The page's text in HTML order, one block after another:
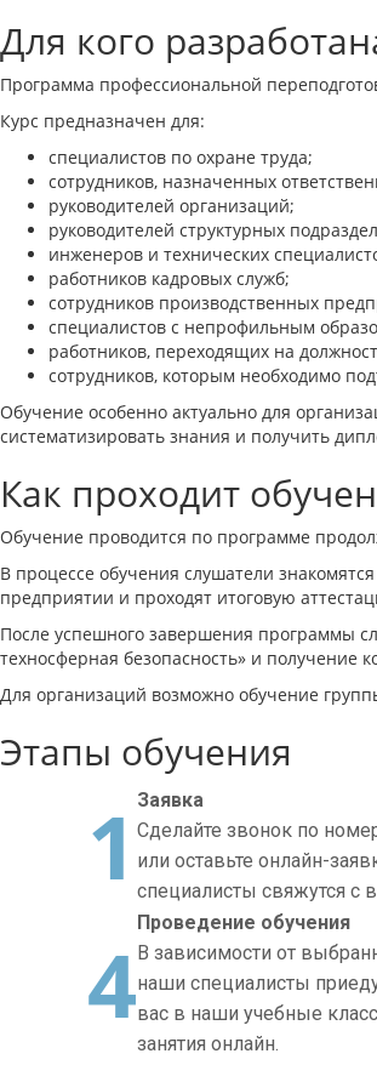
Для кого
Программа профессиональной
Курс предназначен для:
специалистов по охране труда;
сотрудников, назначенных
руководителей организаций;
руководителей структурных
инженеров и технических
работников кадровых служб;
сотрудников производственных
специалистов с непрофильным
работников, переходящих на
сотрудников, которым необходимо
Обучение особенно актуально для
систематизировать знания и получить
Как проходит
Обучение проводится по программе
В процессе обучения слушатели
предприятии и проходят итоговую
После успешного завершения программы
техносферная безопасность» и получение
Для организаций возможно обучение
Этапы обучения
1
Заявка
Сделайте звонок по
или оставьте онлайн-
специалисты свяжутся с
4
Проведение обучения
В зависимости от
наши специалисты
вас в наши учебные
занятия онлайн.